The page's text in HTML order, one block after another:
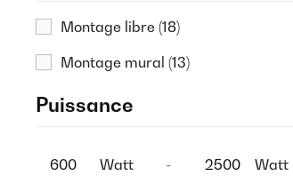
Montage libre (18)
Montage mural (13)
Puissance
Watt - Watt